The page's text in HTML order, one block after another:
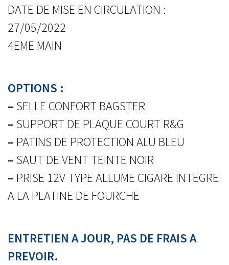
DATE DE MISE EN CIRCULATION :
27/05/2022
4EME MAIN
OPTIONS :
– SELLE CONFORT BAGSTER
– SUPPORT DE PLAQUE COURT R&G
– PATINS DE PROTECTION ALU BLEU
– SAUT DE VENT TEINTE NOIR
– PRISE 12V TYPE ALLUME CIGARE INTEGRE
A LA PLATINE DE FOURCHE
ENTRETIEN A JOUR, PAS DE FRAIS A
PREVOIR.